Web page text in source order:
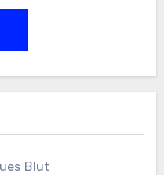
Blut